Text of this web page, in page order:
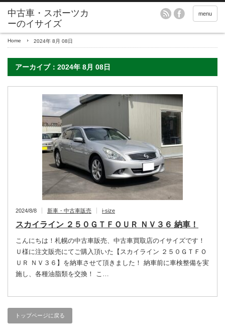
menu
Home 2024年 8月 08日
アーカイブ：2024年 8月 08日
2024/8/8 新車・中古車販売 i-size
スカイライン ２５０ＧＴＦＯＵＲ ＮＶ３６ 納車！
こんにちは！札幌の中古車販売、中古車買取店のイサイズです！
Ｕ様に注文販売にてご購入頂いた【スカイライン ２５０ＧＴＦＯ
ＵＲ ＮＶ３６】を納車させて頂きました！ 納車前に車検整備を実
施し、各種油脂類を交換！ こ…
トップページに戻る